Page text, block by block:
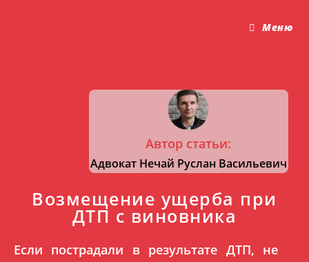
Меню
Автор статьи:
Адвокат Нечай Руслан Васильевич
Возмещение ущерба при
ДТП с виновника
Если пострадали в результате ДТП, не